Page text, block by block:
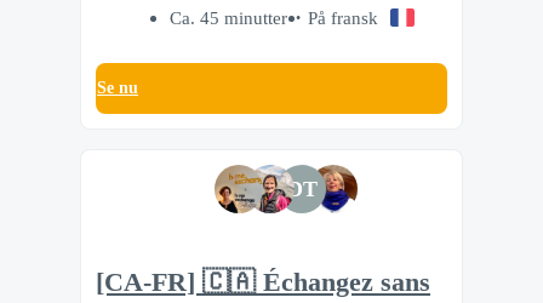
Ca. 45 minutter På fransk
Se nu
DT
[CA-FR] 🇨🇦 Échangez sans